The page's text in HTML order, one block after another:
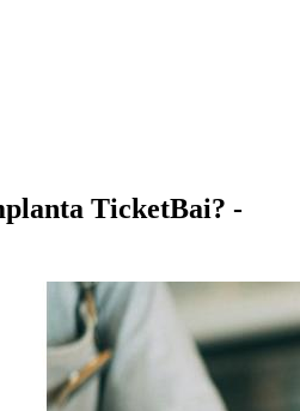
TicketBai? -